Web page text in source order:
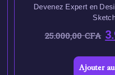
Devenez Expert en
25.000,00CFA
Ajouter